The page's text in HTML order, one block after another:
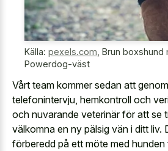
Källa: pexels.com Brun boxshund
Powerdog-väst
Vårt team kommer sedan att
telefonintervju, hemkontroll och
och nuvarande veterinär för att se
välkomna en ny pälsig vän i ditt liv.
förberedd på ett möte med